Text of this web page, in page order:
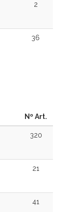
2
36
Nº Art.
320
21
41